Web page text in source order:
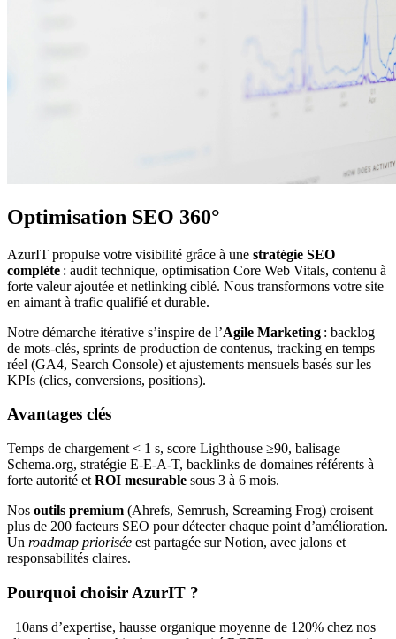
Optimisation SEO 360°
AzurIT propulse votre visibilité grâce à une stratégie SEO
complète : audit technique, optimisation Core Web Vitals, contenu à
forte valeur ajoutée et netlinking ciblé. Nous transformons votre site
en aimant à trafic qualifié et durable.
Notre démarche itérative s’inspire de l’Agile Marketing : backlog
de mots‑clés, sprints de production de contenus, tracking en temps
réel (GA4, Search Console) et ajustements mensuels basés sur les
KPIs (clics, conversions, positions).
Avantages clés
Temps de chargement < 1 s, score Lighthouse ≥90, balisage
Schema.org, stratégie E‑E‑A‑T, backlinks de domaines référents à
forte autorité et ROI mesurable sous 3 à 6 mois.
Nos outils premium (Ahrefs, Semrush, Screaming Frog) croisent
plus de 200 facteurs SEO pour détecter chaque point d’amélioration.
Un roadmap priorisée est partagée sur Notion, avec jalons et
responsabilités claires.
Pourquoi choisir AzurIT ?
+10ans d’expertise, hausse organique moyenne de 120% chez nos